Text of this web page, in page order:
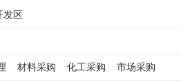
发区
材料采购 化工采购
市场采购